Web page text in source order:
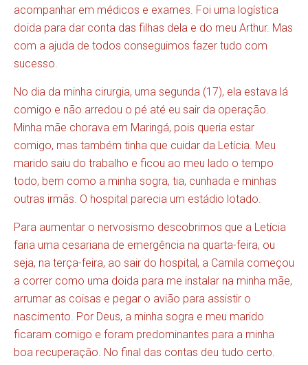
acompanhar em médicos e exames. Foi uma logística
doida para dar conta das filhas dela e do meu Arthur. Mas
com a ajuda de todos conseguimos fazer tudo com
sucesso.
No dia da minha cirurgia, uma segunda (17), ela estava lá
comigo e não arredou o pé até eu sair da operação.
Minha mãe chorava em Maringá, pois queria estar
comigo, mas também tinha que cuidar da Letícia. Meu
marido saiu do trabalho e ficou ao meu lado o tempo
todo, bem como a minha sogra, tia, cunhada e minhas
outras irmãs. O hospital parecia um estádio lotado.
Para aumentar o nervosismo descobrimos que a Letícia
faria uma cesariana de emergência na quarta-feira, ou
seja, na terça-feira, ao sair do hospital, a Camila começou
a correr como uma doida para me instalar na minha mãe,
arrumar as coisas e pegar o avião para assistir o
nascimento. Por Deus, a minha sogra e meu marido
ficaram comigo e foram predominantes para a minha
boa recuperação. No final das contas deu tudo certo.